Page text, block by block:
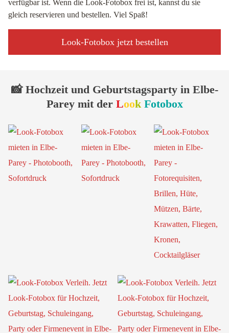
verfügbar ist. Wenn die Look-Fotobox frei ist, kannst du sie
gleich reservieren und bestellen. Viel Spaß!
Look-Fotobox jetzt bestellen
📸 Hochzeit und Geburtstagsparty in Elbe-
Parey mit der Look Fotobox